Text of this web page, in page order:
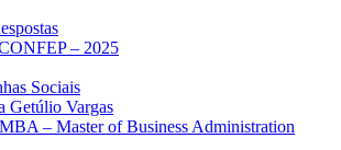
– 2025
Sociais
Getúlio Vargas
– Master of Business Administration